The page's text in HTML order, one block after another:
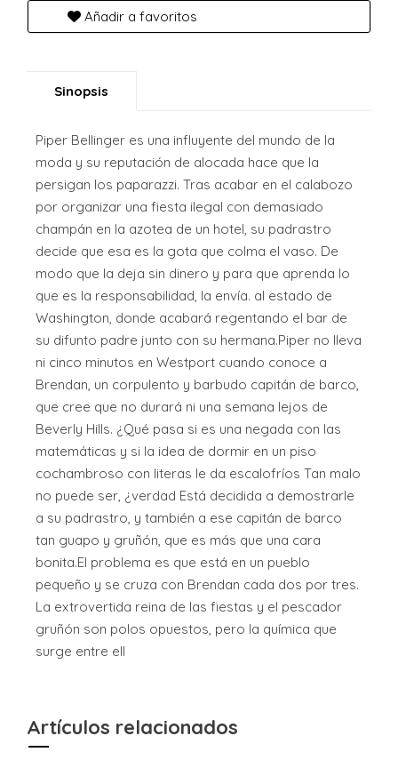
Añadir a favoritos
Sinopsis
Piper Bellinger es una influyente del mundo de la
moda y su reputación de alocada hace que la
persigan los paparazzi. Tras acabar en el calabozo
por organizar una fiesta ilegal con demasiado
champán en la azotea de un hotel, su padrastro
decide que esa es la gota que colma el vaso. De
modo que la deja sin dinero y para que aprenda lo
que es la responsabilidad, la envía. al estado de
Washington, donde acabará regentando el bar de
su difunto padre junto con su hermana.Piper no lleva
ni cinco minutos en Westport cuando conoce a
Brendan, un corpulento y barbudo capitán de barco,
que cree que no durará ni una semana lejos de
Beverly Hills. ¿Qué pasa si es una negada con las
matemáticas y si la idea de dormir en un piso
cochambroso con literas le da escalofríos Tan malo
no puede ser, ¿verdad Está decidida a demostrarle
a su padrastro, y también a ese capitán de barco
tan guapo y gruñón, que es más que una cara
bonita.El problema es que está en un pueblo
pequeño y se cruza con Brendan cada dos por tres.
La extrovertida reina de las fiestas y el pescador
gruñón son polos opuestos, pero la química que
surge entre ell
Artículos relacionados